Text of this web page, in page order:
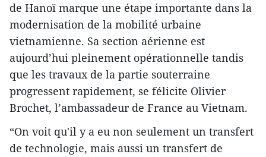
de Hanoï marque une étape importante dans la
modernisation de la mobilité urbaine
vietnamienne. Sa section aérienne est
aujourd’hui pleinement opérationnelle tandis
que les travaux de la partie souterraine
progressent rapidement, se félicite Olivier
Brochet, l’ambassadeur de France au Vietnam.
“On voit qu'il y a eu non seulement un transfert
de technologie, mais aussi un transfert de